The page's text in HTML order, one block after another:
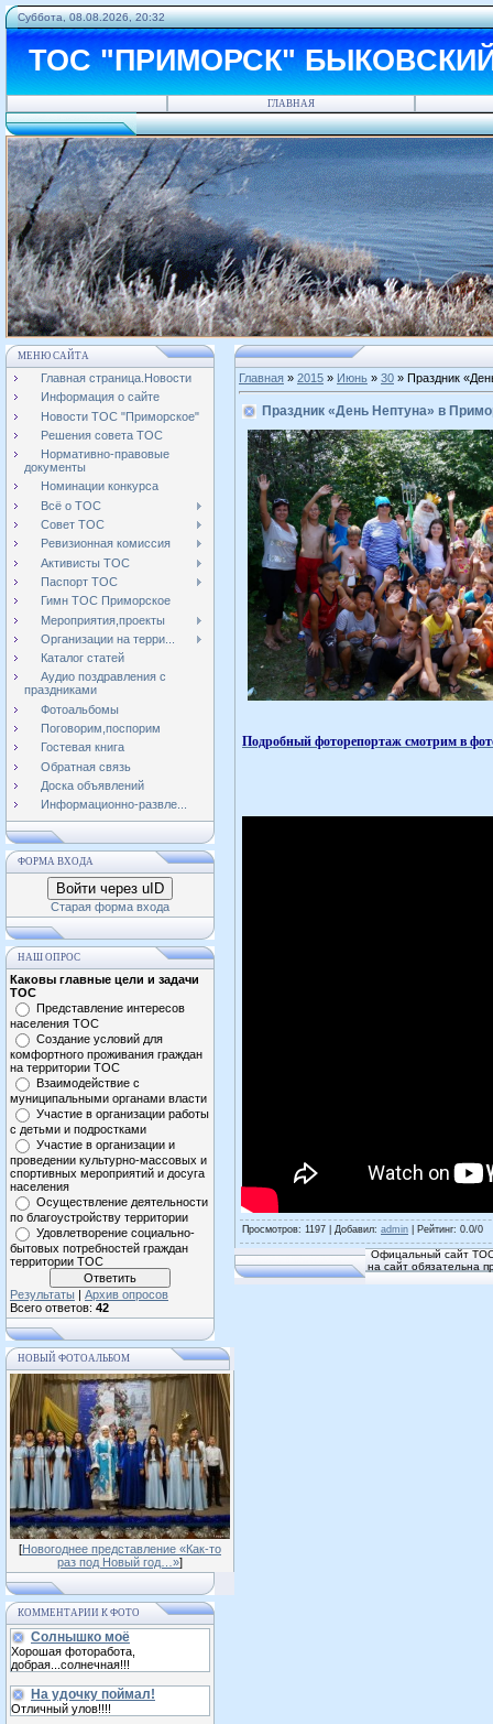
Суббота, 08.08.2026, 20:32
ТОС "ПРИМОРСК"
ГЛАВНАЯ
МЕНЮ САЙТА
Главная страница.Новости
Информация о сайте
Новости ТОС "Приморское"
Решения совета ТОС
Нормативно-правовые
документы
Номинации конкурса
Всё о ТОС
Совет ТОС
Ревизионная комиссия
Активисты ТОС
Паспорт ТОС
Гимн ТОС Приморское
Мероприятия,проекты
Организации на терри...
Каталог статей
Аудио поздравления с
праздниками
Фотоальбомы
Поговорим,поспорим
Гостевая книга
Обратная связь
Доска объявлений
Информационно-развле...
ФОРМА ВХОДА
Войти через uID
Старая форма входа
НАШ ОПРОС
Каковы главные цели и задачи
ТОС
Представление интересов
населения ТОС
Создание условий для
комфортного проживания граждан
на территории ТОС
Взаимодействие с
муниципальными органами власти
Участие в организации работы
с детьми и подростками
Участие в организации и
проведении культурно-массовых и
спортивных мероприятий и досуга
населения
Осуществление деятельности
по благоустройству территории
Удовлетворение социально-
бытовых потребностей граждан
территории ТОС
Результаты | Архив опросов
Всего ответов: 42
НОВЫЙ ФОТОАЛЬБОМ
[Новогоднее представление «Как-то
раз под Новый год…»]
КОММЕНТАРИИ К ФОТО
Солнышко моё
Хорошая фоторабота,
добрая...солнечная!!!
На удочку поймал!
Отличный улов!!!!
Главная » 2015 » Июнь » 30 » Праздник
Праздник «День Нептуна» в
Подробный фоторепортаж смотрим в
Просмотров: 1197 | Добавил: admin Рейтинг: 0.0/0
Офицальный сайт
на сайт обязательна